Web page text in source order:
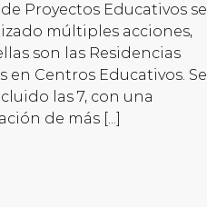
Proyectos Educativos se
múltiples acciones,
son las Residencias
en Centros Educativos. Se
las 7, con una
de más [...]